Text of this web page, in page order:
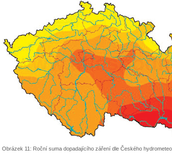
Obrázek 11: Roční suma dopadajícího záření dle Českého